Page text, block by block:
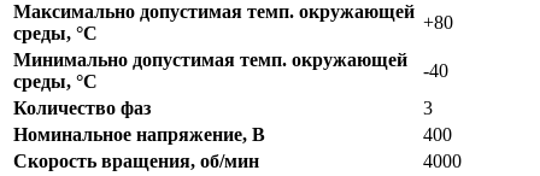
Максимально допустимая темп. окружающей
среды, °C
+80
Минимально допустимая темп. окружающей
среды, °C
-40
Количество фаз
3
Номинальное напряжение, В
400
Скорость вращения, об/мин
4000